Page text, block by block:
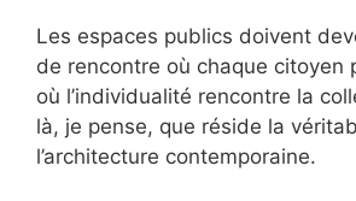
Les espaces publics doivent
de rencontre où chaque citoyen
où l’individualité rencontre la
là, je pense, que réside la
l’architecture contemporaine.